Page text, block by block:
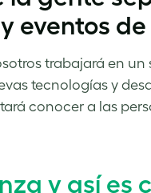
eventos
trabajará en
tecnologías y
conocer a las
y así es